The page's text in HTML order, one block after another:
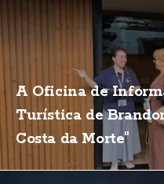
A Oficina de
Turística de
Costa da Morte"